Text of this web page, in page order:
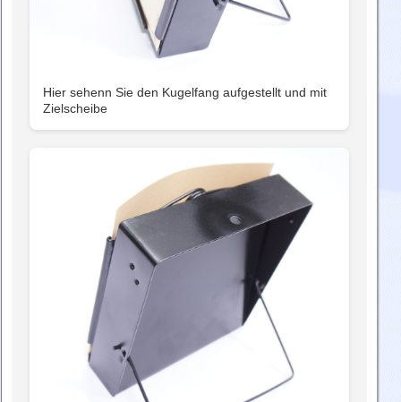
Hier sehenn Sie den Kugelfang aufgestellt und mit
Zielscheibe